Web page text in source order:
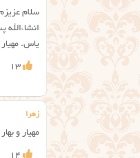
سلام
یاس.
13
زهرا
مهیار و